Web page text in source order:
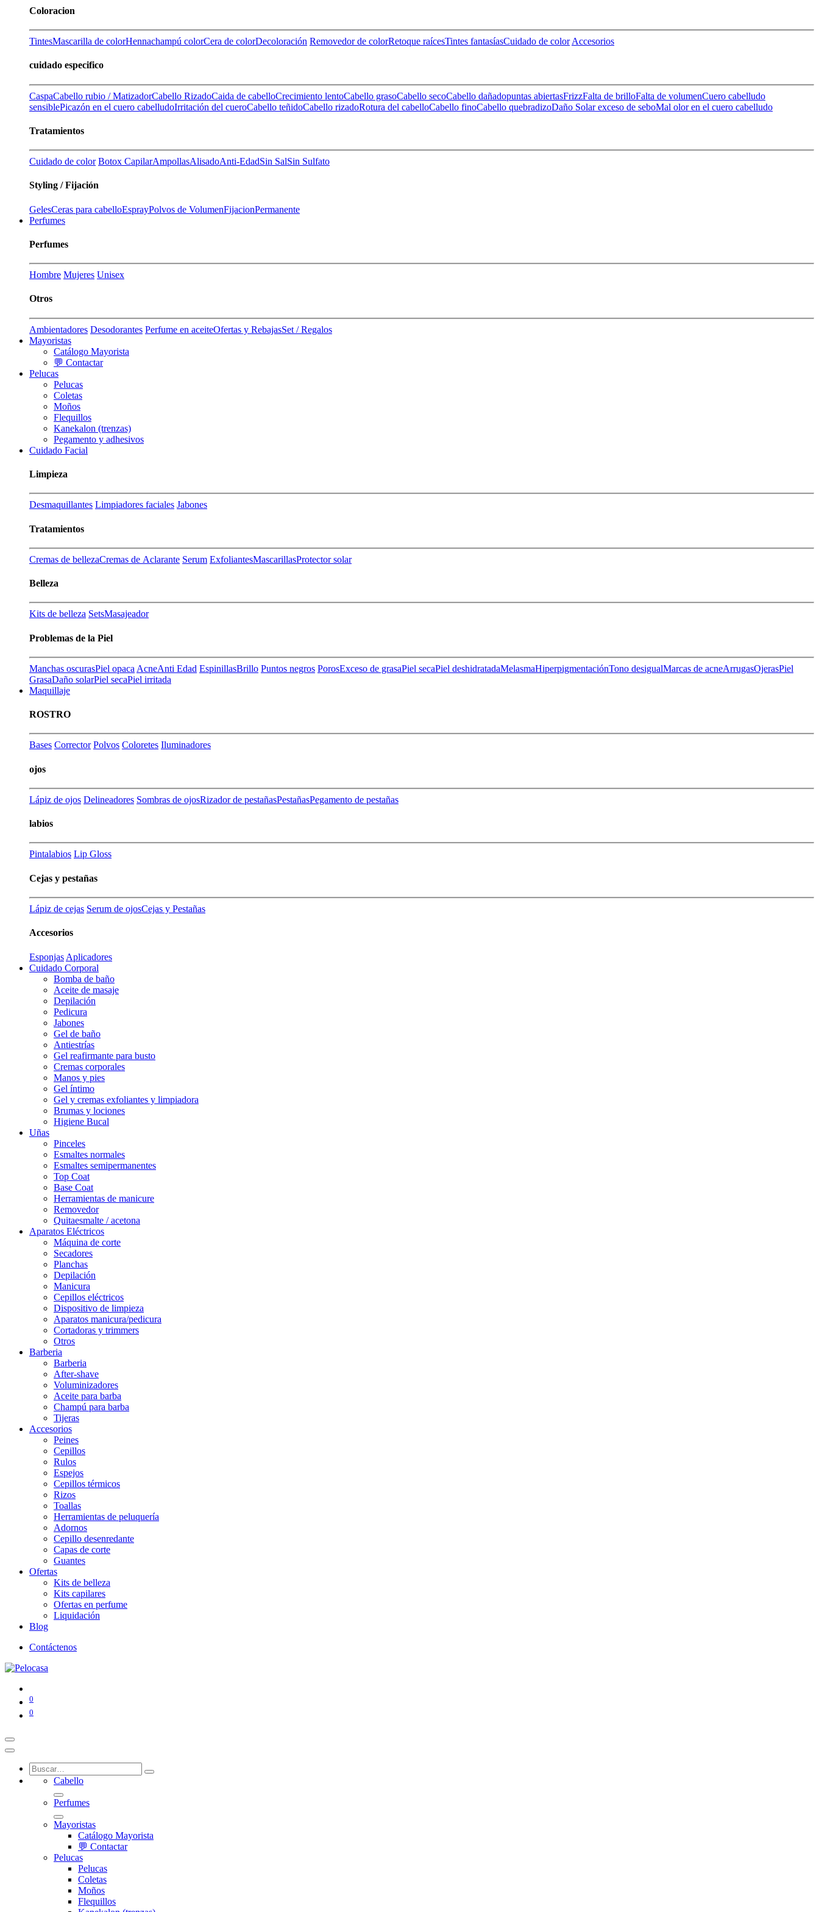
Coloracion
TintesMascarilla de colorHennachampú colorCera de colorDecoloración Removedor de colorRetoque raícesTintes fantasíasCuidado de color Accesorios
cuidado especifico
CaspaCabello rubio / MatizadorCabello RizadoCaida de cabelloCrecimiento lentoCabello grasoCabello secoCabello dañadopuntas abiertasFrizzFalta de brilloFalta de volumenCuero cabelludo
sensiblePicazón en el cuero cabelludoIrritación del cueroCabello teñidoCabello rizadoRotura del cabelloCabello finoCabello quebradizoDaño Solarexceso de seboMal olor en el cuero cabelludo
Tratamientos
Cuidado de color Botox CapilarAmpollasAlisadoAnti-EdadSin SalSin Sulfato
Styling / Fijación
GelesCeras para cabelloEsprayPolvos de VolumenFijacionPermanente
Perfumes
Perfumes
Hombre Mujeres Unisex
Otros
Ambientadores Desodorantes Perfume en aceiteOfertas y RebajasSet / Regalos
Mayoristas
Catálogo Mayorista
💬 Contactar
Pelucas
Pelucas
Coletas
Moños
Flequillos
Kanekalon (trenzas)
Pegamento y adhesivos
Cuidado Facial
Limpieza
Desmaquillantes Limpiadores faciales Jabones
Tratamientos
Cremas de bellezaCremas de Aclarante Serum ExfoliantesMascarillasProtector solar
Belleza
Kits de belleza SetsMasajeador
Problemas de la Piel
Manchas oscurasPiel opaca AcneAnti Edad EspinillasBrillo Puntos negros PorosExceso de grasaPiel secaPiel deshidratadaMelasmaHiperpigmentaciónTono desigualMarcas de acneArrugasOjerasPiel
GrasaDaño solarPiel secaPiel irritada
Maquillaje
ROSTRO
Bases Corrector Polvos Coloretes Iluminadores
ojos
Lápiz de ojos Delineadores Sombras de ojosRizador de pestañasPestañasPegamento de pestañas
labios
Pintalabios Lip Gloss
Cejas y pestañas
Lápiz de cejas Serum de ojosCejas y Pestañas
Accesorios
Esponjas Aplicadores
Cuidado Corporal
Bomba de baño
Aceite de masaje
Depilación
Pedicura
Jabones
Gel de baño
Antiestrías
Gel reafirmante para busto
Cremas corporales
Manos y pies
Gel íntimo
Gel y cremas exfoliantes y limpiadora
Brumas y lociones
Higiene Bucal
Uñas
Pinceles
Esmaltes normales
Esmaltes semipermanentes
Top Coat
Base Coat
Herramientas de manicure
Removedor
Quitaesmalte / acetona
Aparatos Eléctricos
Máquina de corte
Secadores
Planchas
Depilación
Manicura
Cepillos eléctricos
Dispositivo de limpieza
Aparatos manicura/pedicura
Cortadoras y trimmers
Otros
Barberia
Barberia
After-shave
Voluminizadores
Aceite para barba
Champú para barba
Tijeras
Accesorios
Peines
Cepillos
Rulos
Espejos
Cepillos térmicos
Rizos
Toallas
Herramientas de peluquería
Adornos
Cepillo desenredante
Capas de corte
Guantes
Ofertas
Kits de belleza
Kits capilares
Ofertas en perfume
Liquidación
Blog
Contáctenos
0
0
Cabello
Perfumes
Mayoristas
Catálogo Mayorista
💬 Contactar
Pelucas
Pelucas
Coletas
Moños
Flequillos